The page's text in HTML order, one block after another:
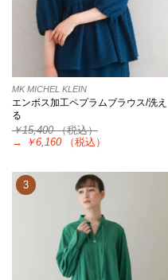
MK MICHEL KLEIN
エンボス加工ペプラムブラウス/洗え
る
￥15,400（税込）
→
￥6,160 （税込）
3